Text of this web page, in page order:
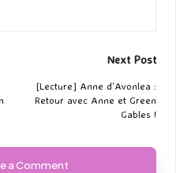
Next Post
[Lecture] Anne d’Avonlea :
Retour avec Anne et Green
Gables !
a Comment